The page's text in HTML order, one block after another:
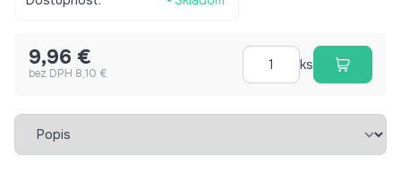
9,96 €
bez DPH 8,10 €
ks
Vybrať záložku